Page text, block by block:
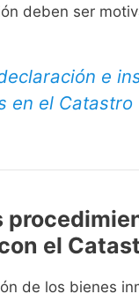
deben ser
e
en el Catastro
el
de los bienes